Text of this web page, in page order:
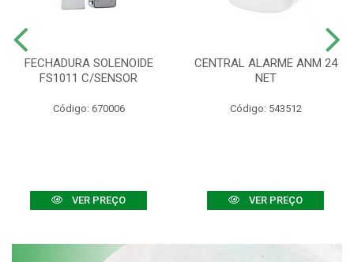
FECHADURA SOLENOIDE
FS1011 C/SENSOR
Código: 670006
VER PREÇO
CENTRAL ALARME ANM 24
NET
Código: 543512
VER PREÇO